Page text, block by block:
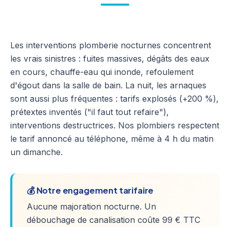
Les interventions plomberie nocturnes concentrent
les vrais sinistres : fuites massives, dégâts des eaux
en cours, chauffe-eau qui inonde, refoulement
d'égout dans la salle de bain. La nuit, les arnaques
sont aussi plus fréquentes : tarifs explosés (+200 %),
prétextes inventés ("il faut tout refaire"),
interventions destructrices. Nos plombiers respectent
le tarif annoncé au téléphone, même à 4 h du matin
un dimanche.
💰 Notre engagement tarifaire
Aucune majoration nocturne. Un
débouchage de canalisation coûte 99 € TTC